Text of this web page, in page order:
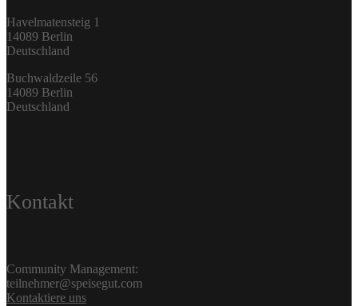
Havelmatensteig 1
14089 Berlin
Deutschland
Buchwaldzeile 56
14089 Berlin
Deutschland
Kontakt
Community Management:
teilnehmer@speisegut.com
Kontaktiere uns